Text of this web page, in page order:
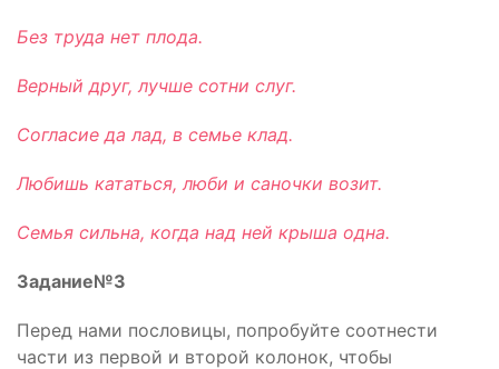
Без труда нет плода.
Верный друг, лучше сотни слуг.
Согласие да лад, в семье клад.
Любишь кататься, люби и саночки возит.
Семья сильна, когда над ней крыша одна.
Задание№3
Перед нами пословицы, попробуйте соотнести
части из первой и второй колонок, чтобы